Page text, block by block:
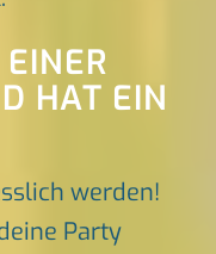
HAT EIN
werden!
Party